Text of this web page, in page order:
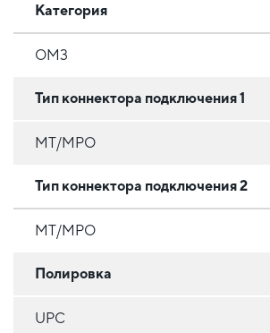
Категория
OM3
Тип коннектора подключения 1
MT/MPO
Тип коннектора подключения 2
MT/MPO
Полировка
UPC